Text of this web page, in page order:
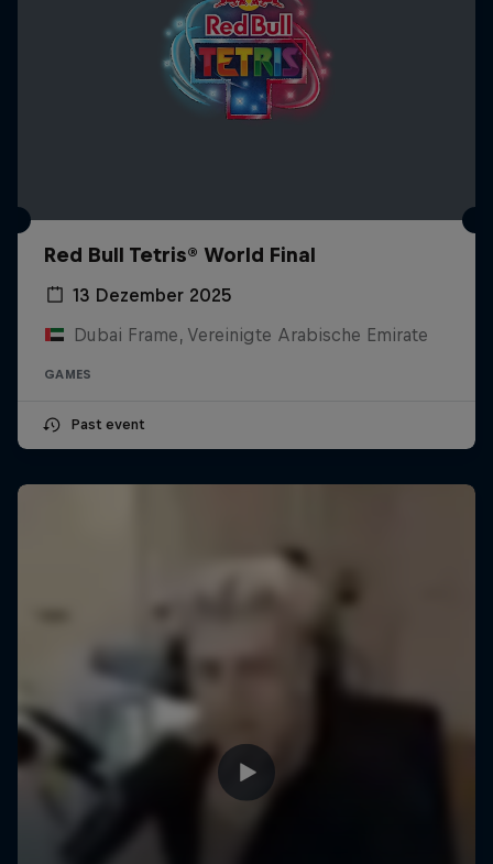
Red Bull Tetris® World Final
13 Dezember 2025
Dubai Frame, Vereinigte Arabische Emirate
GAMES
Past event